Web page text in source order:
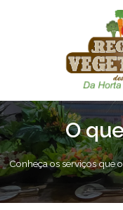
O
Conheça os serviços que